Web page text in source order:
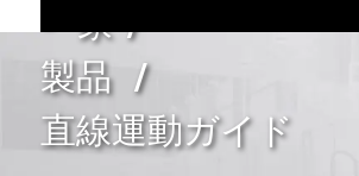
家
製品
直線運動ガイド